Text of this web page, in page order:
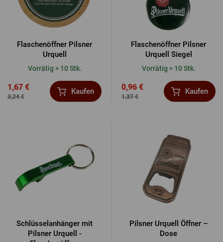
ANMELDUNG ÜBER GOOGLE
Flaschenöffner Pilsner
Urquell
Vorrätig > 10 Stk.
3,24 €
1,67 € Kaufen
Flaschenöffner Pilsner
Urquell Siegel
Vorrätig > 10 Stk.
1,37 €
0,96 € Kaufen
Schlüsselanhänger mit
Pilsner Urquell -
Pilsner Urquell Öffner –
Dose